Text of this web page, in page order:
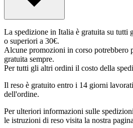
La spedizione in Italia è gratuita su
o superiori a 30€.
Alcune promozioni in corso potrebbero
gratuita sempre.
Per tutti gli altri ordini il costo della
Il reso è gratuito entro i 14 giorni
dell'ordine.
Per ulteriori informazioni sulle
le istruzioni di reso visita la nostra